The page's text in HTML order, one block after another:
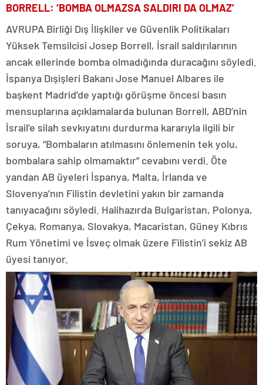
BORRELL: ‘BOMBA OLMAZSA SALDIRI DA OLMAZ’
AVRUPA Birliği Dış İlişkiler ve Güvenlik Politikaları
Yüksek Temsilcisi Josep Borrell, İsrail saldırılarının
ancak ellerinde bomba olmadığında duracağını söyledi.
İspanya Dışişleri Bakanı Jose Manuel Albares ile
başkent Madrid’de yaptığı görüşme öncesi basın
mensuplarına açıklamalarda bulunan Borrell, ABD’nin
İsrail’e silah sevkıyatını durdurma kararıyla ilgili bir
soruya, “Bombaların atılmasını önlemenin tek yolu,
bombalara sahip olmamaktır” cevabını verdi. Öte
yandan AB üyeleri İspanya, Malta, İrlanda ve
Slovenya’nın Filistin devletini yakın bir zamanda
tanıyacağını söyledi. Halihazırda Bulgaristan, Polonya,
Çekya, Romanya, Slovakya, Macaristan, Güney Kıbrıs
Rum Yönetimi ve İsveç olmak üzere Filistin’i sekiz AB
üyesi tanıyor.